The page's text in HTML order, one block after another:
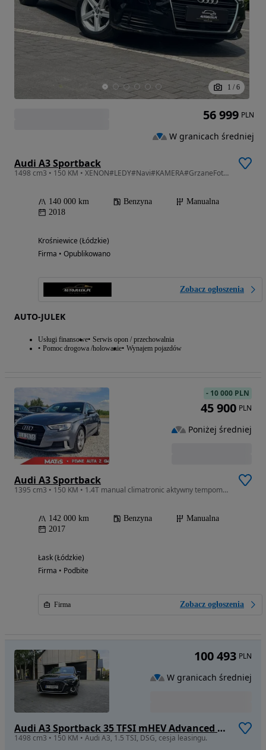
1 / 6
Audi A3 Sportback
1498 cm3 • 150 KM • XENON#LEDY#Navi#KAMERA#GrzaneFotele#PDC#radar#serwisowana#bezwypadkowa
140 000 km Benzyna
Manualna
2018
Krośniewice (Łódzkie)
Firma • Opublikowano
Zobacz ogłoszenia
AUTO-JULEK
Usługi finansowe Serwis opon / przechowalnia
Pomoc drogowa /holowanie Wynajem pojazdów
56 999 PLN
W granicach średniej
Audi A3 Sportback
1395 cm3 • 150 KM • 1.4T manual climatronic aktywny tempomat bi xenony bezwypadek
142 000 km Benzyna
Manualna
2017
Łask (Łódzkie)
Firma • Podbite
Firma Zobacz ogłoszenia
- 10 000 PLN
45 900 PLN
Poniżej średniej
Audi A3 Sportback 35 TFSI mHEV Advanced S tronic
1498 cm3 • 150 KM • Audi A3, 1.5 TSI, DSG, cesja leasingu.
100 493 PLN
W granicach średniej